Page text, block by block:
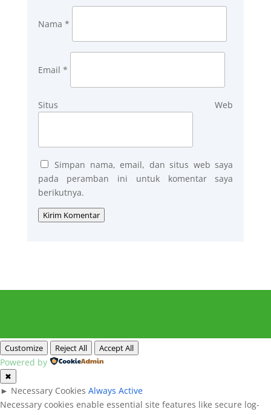
Nama *
Email *
Situs Web
Simpan nama, email, dan situs web saya
pada peramban ini untuk komentar saya
berikutnya.
Kirim Komentar
Customize Reject All Accept All
Powered by
✖
► Necessary Cookies Always Active
Necessary cookies enable essential site features like secure log-